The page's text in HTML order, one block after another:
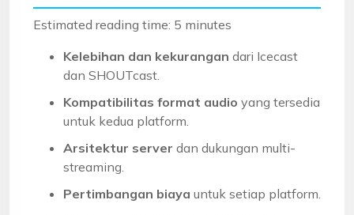
Estimated reading time: 5 minutes
Kelebihan dan kekurangan dari Icecast
dan SHOUTcast.
Kompatibilitas format audio yang tersedia
untuk kedua platform.
Arsitektur server dan dukungan multi-
streaming.
Pertimbangan biaya untuk setiap platform.